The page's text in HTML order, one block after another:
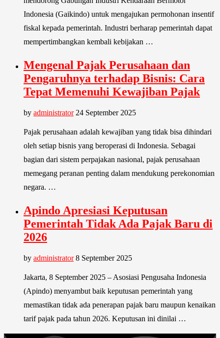
Indonesia (Gaikindo) untuk mengajukan permohonan insentif
fiskal kepada pemerintah. Industri berharap pemerintah dapat
mempertimbangkan kembali kebijakan …
Mengenal Pajak Perusahaan dan
Pengaruhnya terhadap Bisnis: Cara
Tepat Memenuhi Kewajiban Pajak
by administrator 24 September 2025
Pajak perusahaan adalah kewajiban yang tidak bisa dihindari
oleh setiap bisnis yang beroperasi di Indonesia. Sebagai
bagian dari sistem perpajakan nasional, pajak perusahaan
memegang peranan penting dalam mendukung perekonomian
negara. …
Apindo Apresiasi Keputusan
Pemerintah Tidak Ada Pajak Baru di
2026
by administrator 8 September 2025
Jakarta, 8 September 2025 – Asosiasi Pengusaha Indonesia
(Apindo) menyambut baik keputusan pemerintah yang
memastikan tidak ada penerapan pajak baru maupun kenaikan
tarif pajak pada tahun 2026. Keputusan ini dinilai …